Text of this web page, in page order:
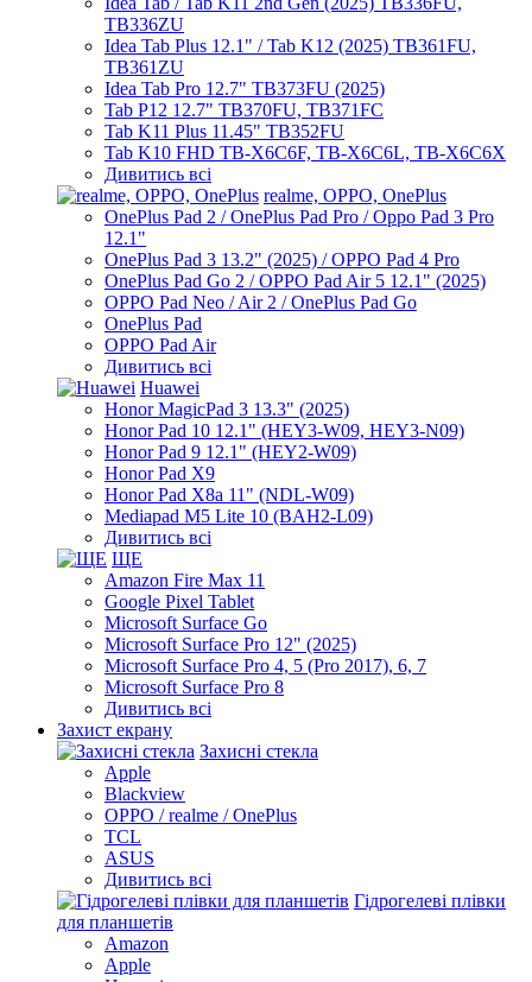
TB336ZU
Idea Tab Plus 12.1" / Tab K12 (2025) TB361FU,
TB361ZU
Idea Tab Pro 12.7" TB373FU (2025)
Tab P12 12.7" TB370FU, TB371FC
Tab K11 Plus 11.45" TB352FU
Tab K10 FHD TB-X6C6F, TB-X6C6L, TB-X6C6X
Дивитись всі
realme, OPPO, OnePlus
OnePlus Pad 2 / OnePlus Pad Pro / Oppo Pad 3 Pro
12.1"
OnePlus Pad 3 13.2" (2025) / OPPO Pad 4 Pro
OnePlus Pad Go 2 / OPPO Pad Air 5 12.1" (2025)
OPPO Pad Neo / Air 2 / OnePlus Pad Go
OnePlus Pad
OPPO Pad Air
Дивитись всі
Huawei
Honor MagicPad 3 13.3" (2025)
Honor Pad 10 12.1" (HEY3-W09, HEY3-N09)
Honor Pad 9 12.1" (HEY2-W09)
Honor Pad X9
Honor Pad X8a 11" (NDL-W09)
Mediapad M5 Lite 10 (BAH2-L09)
Дивитись всі
ЩЕ
Amazon Fire Max 11
Google Pixel Tablet
Microsoft Surface Go
Microsoft Surface Pro 12" (2025)
Microsoft Surface Pro 4, 5 (Pro 2017), 6, 7
Microsoft Surface Pro 8
Дивитись всі
Захист екрану
Захисні стекла
Apple
Blackview
OPPO / realme / OnePlus
TCL
ASUS
Дивитись всі
Гідрогелеві плівки
для планшетів
Amazon
Apple